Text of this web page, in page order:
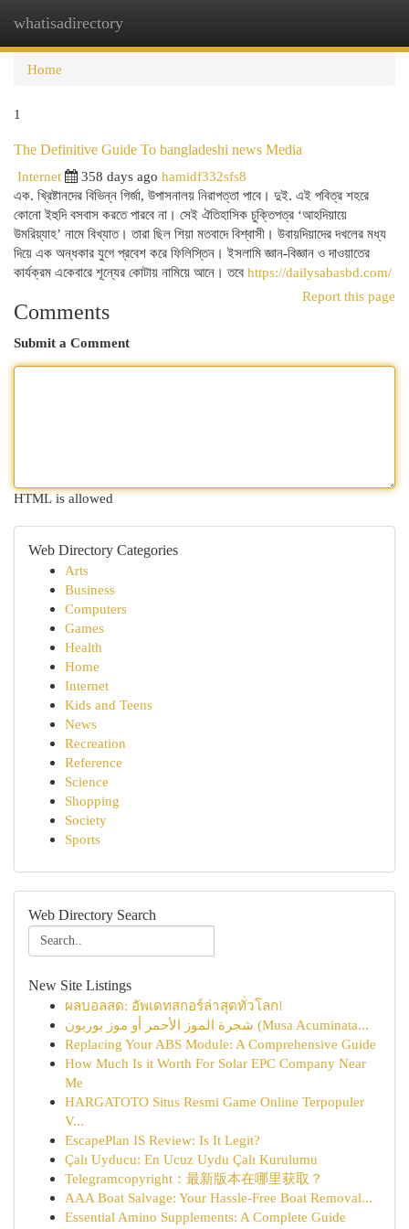
whatisadirectory
Home
1
The Definitive Guide To bangladeshi news Media
Internet
358 days ago hamidf332sfs8
এক. খ্রিষ্টানদের বিভিন্ন গির্জা, উপাসনালয় নিরাপত্তা পাবে। দুই. এই পবিত্র শহরে
কোনো ইহুদি বসবাস করতে পারবে না। সেই ঐতিহাসিক চুক্তিপত্র ‘আহদিয়ায়ে
উমরিয়্যাহ’ নামে বিখ্যাত। তারা ছিল শিয়া মতবাদে বিশ্বাসী। উবায়দিয়াদের দখলের মধ্য
দিয়ে এক অন্ধকার যুগে প্রবেশ করে ফিলিস্তিন। ইসলামি জ্ঞান-বিজ্ঞান ও দাওয়াতের
কার্যক্রম একেবারে শূন্যের কোটায় নামিয়ে আনে। তবে https://dailysabasbd.com/
Report this page
Comments
Submit a Comment
HTML is allowed
Web Directory Categories
Arts
Business
Computers
Games
Health
Home
Internet
Kids and Teens
News
Recreation
Reference
Science
Shopping
Society
Sports
Web Directory Search
New Site Listings
ผลบอลสด: อัพเดทสกอร์ล่าสุดทั่วโลก!
شجرة الموز الأحمر أو موز بوربون (Musa Acuminata...
Replacing Your ABS Module: A Comprehensive Guide
How Much Is it Worth For Solar EPC Company Near
Me
HARGATOTO Situs Resmi Game Online Terpopuler
V...
EscapePlan IS Review: Is It Legit?
Çalı Uyducu: En Ucuz Uydu Çalı Kurulumu
Telegramcopyright：最新版本在哪里获取？
AAA Boat Salvage: Your Hassle-Free Boat Removal...
Essential Amino Supplements: A Complete Guide